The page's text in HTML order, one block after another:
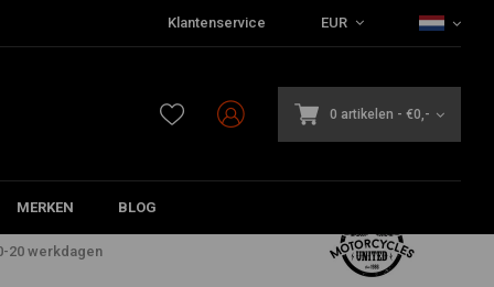
Klantenservice EUR
0 artikelen - €0,-
MERKEN BLOG
20 werkdagen